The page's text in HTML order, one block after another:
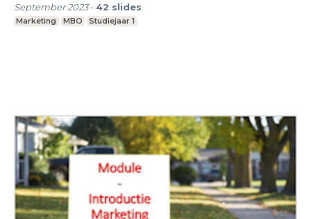
September 2023- 42 slides
Marketing MBO Studiejaar 1